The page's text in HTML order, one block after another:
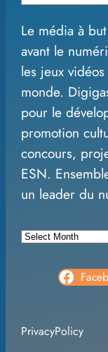
e
a
r
c
h
Le média à
avant le
les jeux
monde.
pour le
promotion
concours,
ESN.
un leader du
A
v
PrivacyPolicy